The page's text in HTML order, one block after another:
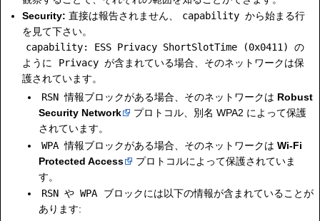
Security: 直接は報告されません、 capability から始まる行
を見て下さい。
capability: ESS Privacy ShortSlotTime (0x0411)
の
ように
Privacy が含まれている場合、そのネットワークは保
護されています。
RSN 情報ブロックがある場合、そのネットワークは Robust
Security Network
プロトコル、別名 WPA2 によって保護
されています。
WPA 情報ブロックがある場合、そのネットワークはWi-Fi
Protected Access
プロトコルによって保護されていま
す。
RSN や WPA
ブロックには以下の情報が含まれていることが
あります: